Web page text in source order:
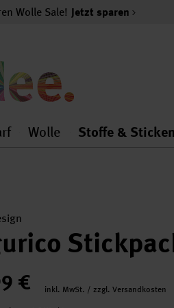
Wolle Sale! Jetzt sparen
Künstlerbedarf
Wolle
Wolle
Stoffe & Sticken
€
inkl. MwSt. / zzgl. Versandkosten